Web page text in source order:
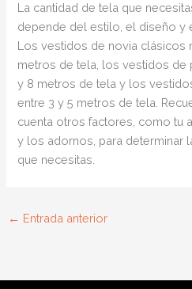
La cantidad de tela que
depende del estilo, el diseño y
Los vestidos de novia clásicos
metros de tela, los vestidos de
y 8 metros de tela y los
entre 3 y 5 metros de tela.
cuenta otros factores, como tu
y los adornos, para determinar
que necesitas.
← Entrada anterior